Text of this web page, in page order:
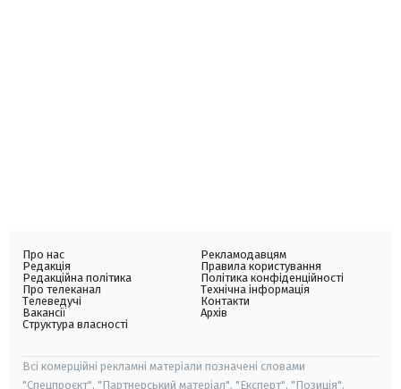
Про нас
Редакція
Редакційна політика
Про телеканал
Телеведучі
Вакансії
Структура власності
Рекламодавцям
Правила користування
Політика конфіденційності
Технічна інформація
Контакти
Архів
Всі комерційні рекламні матеріали позначені словами
"Спецпроєкт", "Партнерський матеріал", "Експерт", "Позиція".